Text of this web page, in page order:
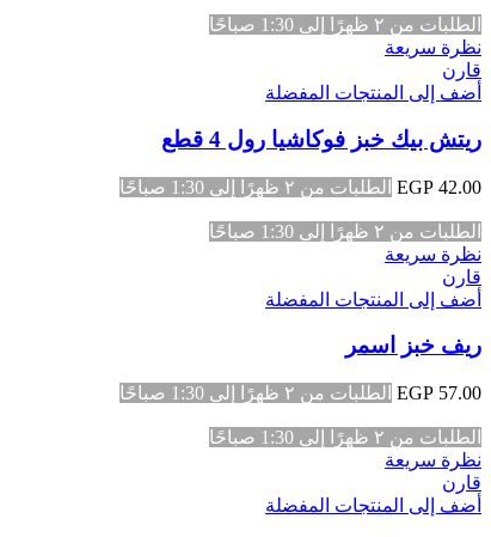
الطلبات من ٢ ظهرًا إلى 1:30 صباحًا
نظرة سريعة
قارن
أضف إلى المنتجات المفضلة
ريتش بيك خبز فوكاشيا رول 4 قطع
EGP 42.00 الطلبات من ٢ ظهرًا إلى 1:30 صباحًا
الطلبات من ٢ ظهرًا إلى 1:30 صباحًا
نظرة سريعة
قارن
أضف إلى المنتجات المفضلة
ريف خبز اسمر
EGP 57.00 الطلبات من ٢ ظهرًا إلى 1:30 صباحًا
الطلبات من ٢ ظهرًا إلى 1:30 صباحًا
نظرة سريعة
قارن
أضف إلى المنتجات المفضلة